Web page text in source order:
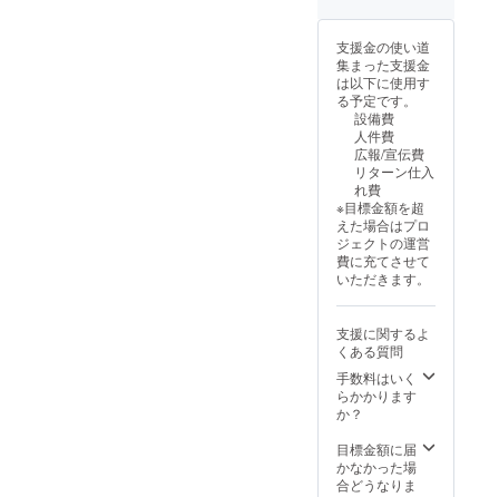
定
あなた
がセト
リ決め
れるラ
イブ動
画 ※
データ
をメー
ルにて
送付 ※
セトリ
をメー
ルにて
支援者
様と相
談 ※有
効期限
2025年
10月5日
から
2025年
12月31
ジナル
ジャー
ジ ※
い。 ・
基づく
医療、
診療行
為では
ござい
ませ
ん。効
果には
がござ
います
ことを
あらか
じめご
了承く
い。 ◆
みるポ
スト
カー
ド
0
支援金の使い道
集まった支援金
は以下に使用す
る予定です。
設備費
人件費
広報/宣伝費
リターン仕入
れ費
※目標金額を超
えた場合はプロ
ジェクトの運営
費に充てさせて
いただきます。
支援に関するよ
くある質問
手数料はいく
らかかります
か？
目標金額に届
かなかった場
合どうなりま